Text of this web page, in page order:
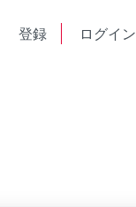
登録 ログイン